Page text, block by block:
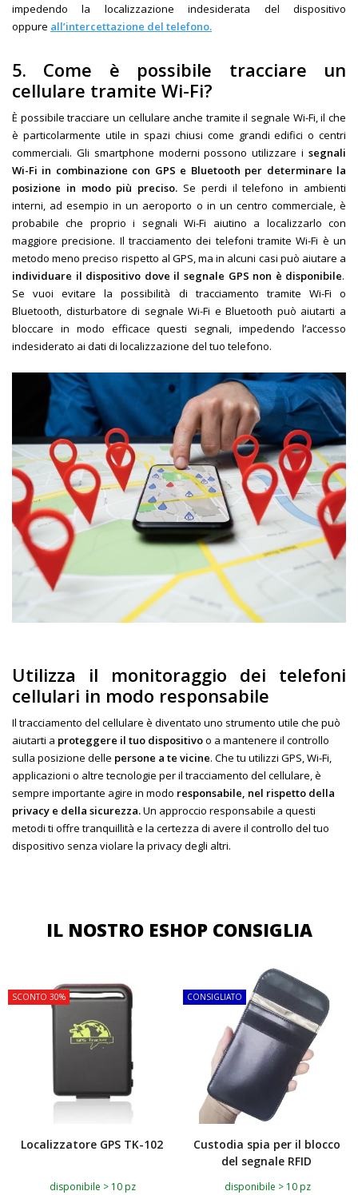
impedendo la localizzazione indesiderata del dispositivo
oppure all’intercettazione del telefono.
5. Come è possibile tracciare un
cellulare tramite Wi-Fi?
È possibile tracciare un cellulare anche tramite il segnale Wi-Fi, il che
è particolarmente utile in spazi chiusi come grandi edifici o centri
commerciali. Gli smartphone moderni possono utilizzare i segnali
Wi-Fi in combinazione con GPS e Bluetooth per determinare la
posizione in modo più preciso. Se perdi il telefono in ambienti
interni, ad esempio in un aeroporto o in un centro commerciale, è
probabile che proprio i segnali Wi-Fi aiutino a localizzarlo con
maggiore precisione. Il tracciamento dei telefoni tramite Wi-Fi è un
metodo meno preciso rispetto al GPS, ma in alcuni casi può aiutare a
individuare il dispositivo dove il segnale GPS non è disponibile.
Se vuoi evitare la possibilità di tracciamento tramite Wi-Fi o
Bluetooth, disturbatore di segnale Wi-Fi e Bluetooth può aiutarti a
bloccare in modo efficace questi segnali, impedendo l’accesso
indesiderato ai dati di localizzazione del tuo telefono.
Utilizza il monitoraggio dei telefoni
cellulari in modo responsabile
Il tracciamento del cellulare è diventato uno strumento utile che può
aiutarti a proteggere il tuo dispositivoo a mantenere il controllo
sulla posizione delle persone a te vicine. Che tu utilizzi GPS, Wi-Fi,
applicazioni o altre tecnologie per il tracciamento del cellulare, è
sempre importante agire in modo responsabile, nel rispetto della
privacy e della sicurezza.Un approccio responsabile a questi
metodi ti offre tranquillità e la certezza di avere il controllo del tuo
dispositivo senza violare la privacy degli altri.
IL NOSTRO ESHOP CONSIGLIA
SCONTO 30%
Localizzatore GPS TK-102
disponibile > 10 pz
CONSIGLIATO
Custodia spia per il blocco
del segnale RFID
disponibile > 10 pz